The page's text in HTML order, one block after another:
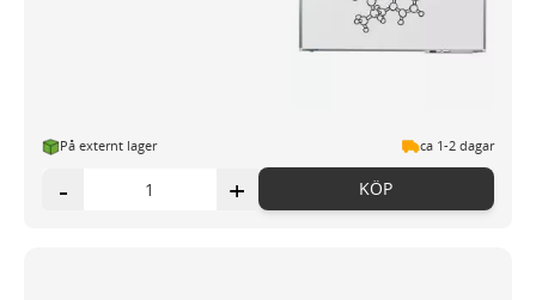
På externt lager ca 1-2 dagar
- + KÖP